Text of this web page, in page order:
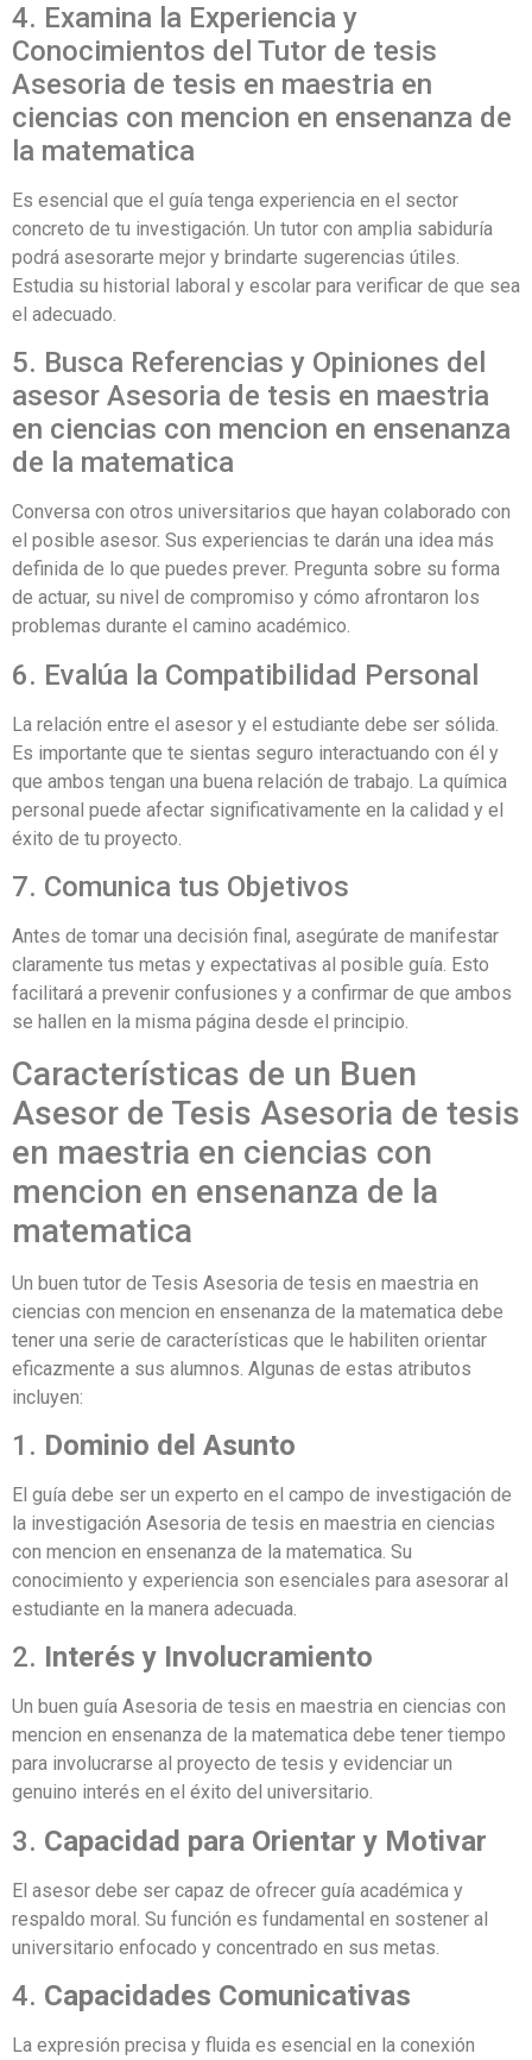
4. Examina la Experiencia y
Conocimientos del Tutor de tesis
Asesoria de tesis en maestria en
ciencias con mencion en ensenanza de
la matematica
Es esencial que el guía tenga experiencia en el sector
concreto de tu investigación. Un tutor con amplia sabiduría
podrá asesorarte mejor y brindarte sugerencias útiles.
Estudia su historial laboral y escolar para verificar de que sea
el adecuado.
5. Busca Referencias y Opiniones del
asesor Asesoria de tesis en maestria
en ciencias con mencion en ensenanza
de la matematica
Conversa con otros universitarios que hayan colaborado con
el posible asesor. Sus experiencias te darán una idea más
definida de lo que puedes prever. Pregunta sobre su forma
de actuar, su nivel de compromiso y cómo afrontaron los
problemas durante el camino académico.
6. Evalúa la Compatibilidad Personal
La relación entre el asesor y el estudiante debe ser sólida.
Es importante que te sientas seguro interactuando con él y
que ambos tengan una buena relación de trabajo. La química
personal puede afectar significativamente en la calidad y el
éxito de tu proyecto.
7. Comunica tus Objetivos
Antes de tomar una decisión final, asegúrate de manifestar
claramente tus metas y expectativas al posible guía. Esto
facilitará a prevenir confusiones y a confirmar de que ambos
se hallen en la misma página desde el principio.
Características de un Buen
Asesor de Tesis Asesoria de tesis
en maestria en ciencias con
mencion en ensenanza de la
matematica
Un buen tutor de Tesis Asesoria de tesis en maestria en
ciencias con mencion en ensenanza de la matematica debe
tener una serie de características que le habiliten orientar
eficazmente a sus alumnos. Algunas de estas atributos
incluyen:
1. Dominio del Asunto
El guía debe ser un experto en el campo de investigación de
la investigación Asesoria de tesis en maestria en ciencias
con mencion en ensenanza de la matematica. Su
conocimiento y experiencia son esenciales para asesorar al
estudiante en la manera adecuada.
2. Interés y Involucramiento
Un buen guía Asesoria de tesis en maestria en ciencias con
mencion en ensenanza de la matematica debe tener tiempo
para involucrarse al proyecto de tesis y evidenciar un
genuino interés en el éxito del universitario.
3. Capacidad para Orientar y Motivar
El asesor debe ser capaz de ofrecer guía académica y
respaldo moral. Su función es fundamental en sostener al
universitario enfocado y concentrado en sus metas.
4. Capacidades Comunicativas
La expresión precisa y fluida es esencial en la conexión